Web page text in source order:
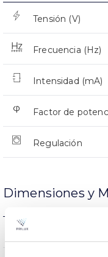
Tensión (V)
Frecuencia (Hz)
Intensidad (mA)
Factor de
Regulación
Dimensiones y